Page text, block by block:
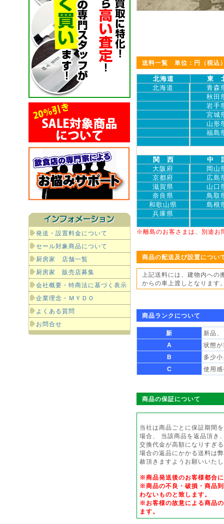
発送・設置料金について
セール対象商品について
厨房家 店舗一覧
厨房家 販売店募集
会社概要・特商法に基づく表示
企業理念・ＭＹＤＯ
よくある質問
お問合せ
送料一覧 単位：円（税込
北海道
東
北海道
青森
秋田
岩手
宮城
山形
福島
関 西
中
大阪府
岡山
京都府
広島
滋賀県
山口
奈良県
鳥取
和歌山県
島根
兵庫県
※離島のお客さまは、別途お
商品の配送及び設置につい
上記送料には、建物内へ
からの車上渡しとなります
商品ランクについて
新
新品
A
状態
B
多少
C
使用
商品の保証について
当社は商品ごとに保証期間
場合、 当該商品を返品頂き
交換代金が高額になりすぎ
場合の返品にかかる送料は
赦頂きますようお願いいた
※商品発送後のお客様都合
※商品の不良・破損・商品
わないものと致します。
※お客様の故意による商品
ます。